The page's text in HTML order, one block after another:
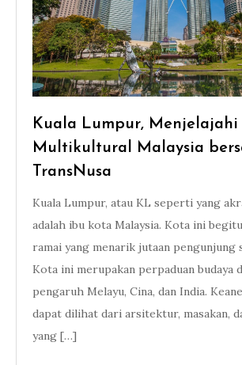
Kuala Lumpur, Menjelajahi
Multikultural Malaysia
TransNusa
Kuala Lumpur, atau KL seperti yang
adalah ibu kota Malaysia. Kota ini
ramai yang menarik jutaan pengunjung
Kota ini merupakan perpaduan budaya
pengaruh Melayu, Cina, dan India.
dapat dilihat dari arsitektur, masakan,
yang […]